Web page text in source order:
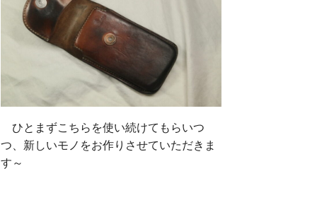
ひとまずこちらを使い続けてもらいつ
つ、新しいモノをお作りさせていただきま
す～